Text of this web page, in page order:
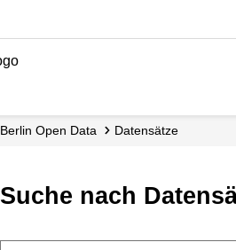
Berlin Open Data Datensätze
Suche nach